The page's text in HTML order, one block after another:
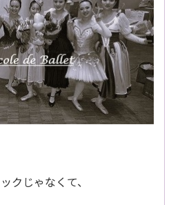
クじゃなくて、